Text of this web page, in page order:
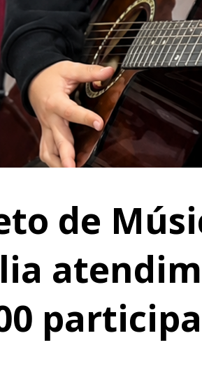
de